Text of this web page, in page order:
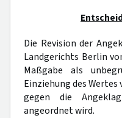
Die Revision der
Landgerichts Berlin
Maßgabe als
Einziehung des
gegen die
angeordnet wird.